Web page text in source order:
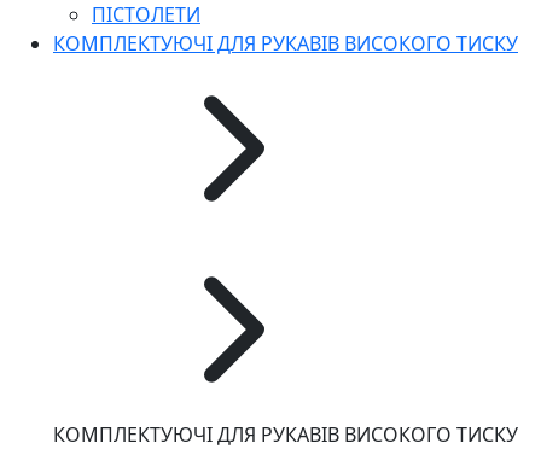
ПІСТОЛЕТИ
КОМПЛЕКТУЮЧІ ДЛЯ РУКАВІВ ВИСОКОГО ТИСКУ
КОМПЛЕКТУЮЧІ ДЛЯ РУКАВІВ ВИСОКОГО ТИСКУ